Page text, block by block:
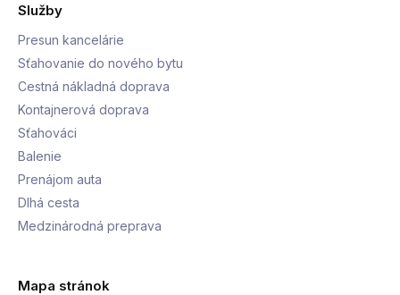
Služby
Presun kancelárie
Sťahovanie do nového bytu
Cestná nákladná doprava
Kontajnerová doprava
Sťahováci
Balenie
Prenájom auta
Dlhá cesta
Medzinárodná preprava
Mapa stránok